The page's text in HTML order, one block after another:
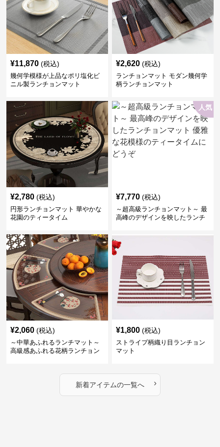
¥11,870 (税込)
幾何学模様が上品なポリ塩化ビ
ニル製ランチョンマット
¥2,620 (税込)
ランチョンマット モダン幾何学
柄ランチョンマット
¥2,780 (税込)
円形ランチョンマット 華やかな
花園のティータイム
人気
¥7,770 (税込)
～超高級ランチョンマット～ 最
高峰のデザインを映したランチ
ータイムにどうぞ
¥2,060 (税込)
～中華あふれるランチマット～
高級感あふれる花柄ランチョン
¥1,800 (税込)
ストライプ柄織り目ランチョン
マット
新着アイテムの一覧へ ›